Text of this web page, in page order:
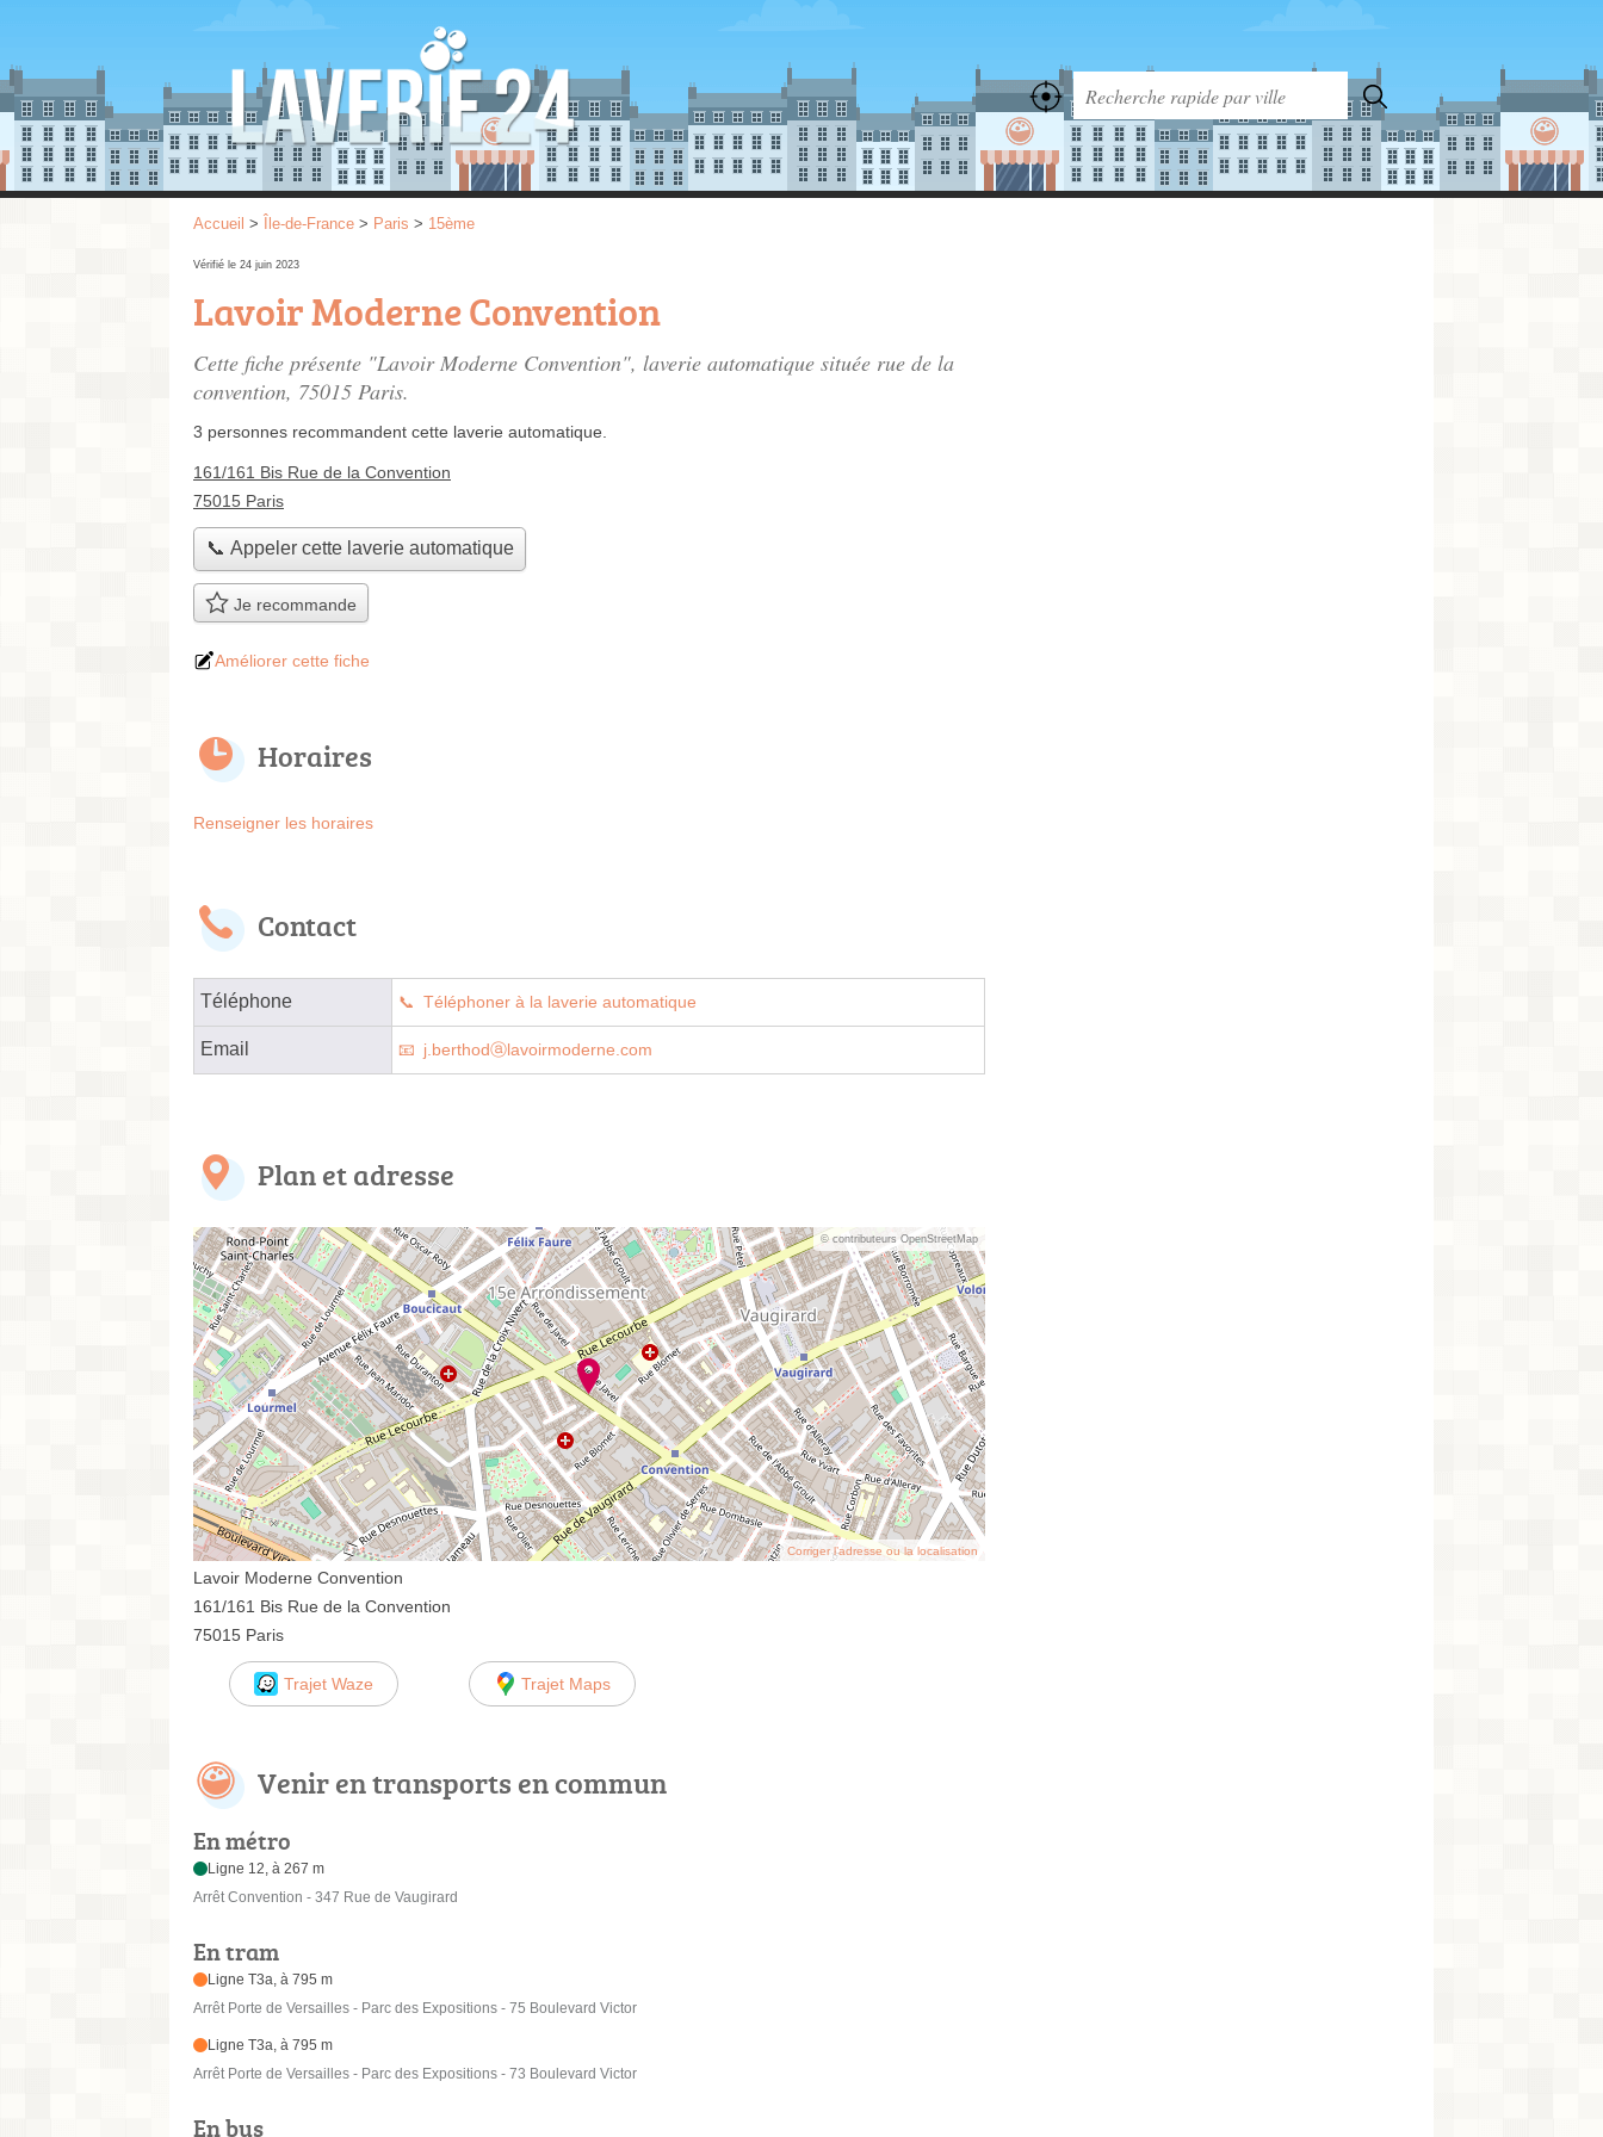
Accueil > Île-de-France > Paris > 15ème
Vérifié le 24 juin 2023
Lavoir Moderne Convention
Cette fiche présente "Lavoir Moderne Convention", laverie automatique située rue de la
convention, 75015 Paris.
3 personnes recommandent cette laverie automatique.
161/161 Bis Rue de la Convention
75015 Paris
📞 Appeler cette laverie automatique
Je recommande
Améliorer cette fiche
Horaires
Renseigner les horaires
Contact
Téléphone Téléphoner à la laverie automatique
Email j.berthodⓐlavoirmoderne.com
Plan et adresse
© contributeurs OpenStreetMap
Corriger l’adresse ou la localisation
Lavoir Moderne Convention
161/161 Bis Rue de la Convention
75015 Paris
Trajet Waze Trajet Maps
Venir en transports en commun
En métro
Ligne 12, à 267 m
Arrêt Convention - 347 Rue de Vaugirard
En tram
Ligne T3a, à 795 m
Arrêt Porte de Versailles - Parc des Expositions - 75 Boulevard Victor
Ligne T3a, à 795 m
Arrêt Porte de Versailles - Parc des Expositions - 73 Boulevard Victor
En bus